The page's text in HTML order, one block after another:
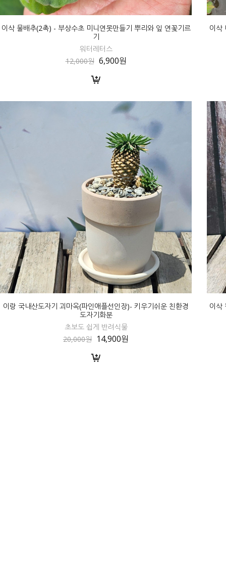
이삭 물배추(2촉) - 부상수초 미니연못만들기 뿌리와 잎 연꽃기르
기
워터레터스
12,000원 6,900원
이삭
이랑 국내산도자기 괴마옥(파인애플선인장)- 키우기쉬운 친환경
도자기화분
초보도 쉽게 반려식물
20,000원 14,900원
이삭